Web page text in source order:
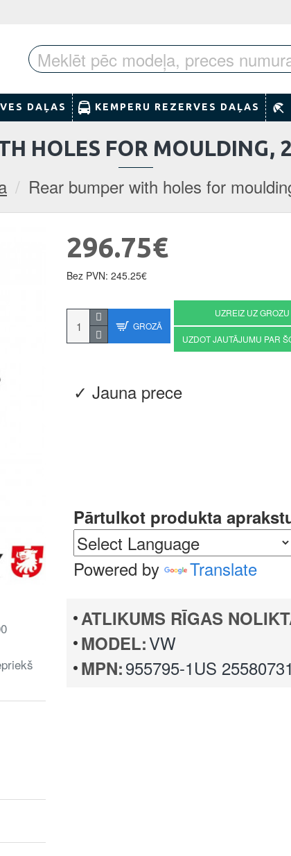
DAĻAS KEMPERU REZERVES DAĻAS
Rear bumper with holes for
HOLES FOR MOULDING,
✓ Jauna prece
Pārtulkot produkta
Powered by Translate
ATLIKUMS RĪGAS
MODEL:VW
MPN:955795-1US
296.75€
Bez PVN: 245.25€
GROZĀ
UZREIZ UZ GROZU
UZDOT JAUTĀJUMU PAR